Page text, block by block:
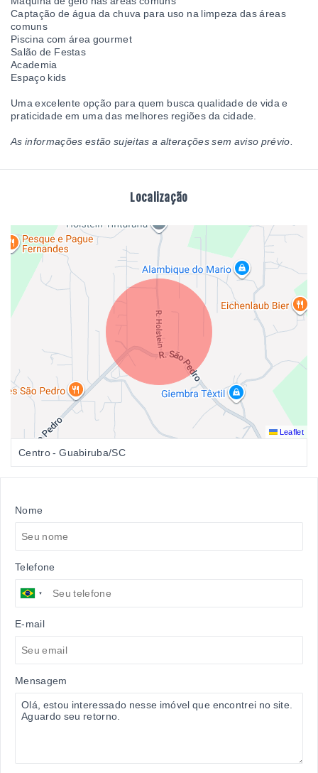
Captação de água da chuva para uso na limpeza das áreas
comuns
Piscina com área gourmet
Salão de Festas
Academia
Espaço kids
Uma excelente opção para quem busca qualidade de vida e
praticidade em uma das melhores regiões da cidade.
As informações estão sujeitas a alterações sem aviso prévio.
Localização
Leaflet
Centro - Guabiruba/SC
Nome
Telefone
E-mail
Mensagem